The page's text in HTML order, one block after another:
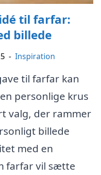
til farfar:
billede
- Inspiration
til farfar kan
personlige krus
valg, der rammer
billede
med en
farfar vil sætte